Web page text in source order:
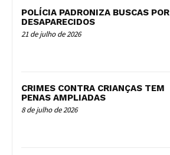
POLÍCIA PADRONIZA BUSCAS POR
DESAPARECIDOS
21 de julho de 2026
CRIMES CONTRA CRIANÇAS TEM
PENAS AMPLIADAS
8 de julho de 2026